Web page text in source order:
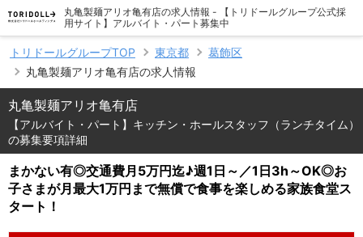
丸亀製麺アリオ亀有店の求人情報 - 【トリドールグループ公式採
用サイト】アルバイト・パート募集中
トリドールグループTOP 東京都
葛飾区
丸亀製麺アリオ亀有店の求人情報
丸亀製麺アリオ亀有店
【アルバイト・パート】キッチン・ホールスタッフ（ランチタイム）
の募集要項詳細
まかない有◎交通費月5万円迄♪週1日～／1日3h～OK◎お
子さまが月最大1万円まで無償で食事を楽しめる家族食堂ス
タート！